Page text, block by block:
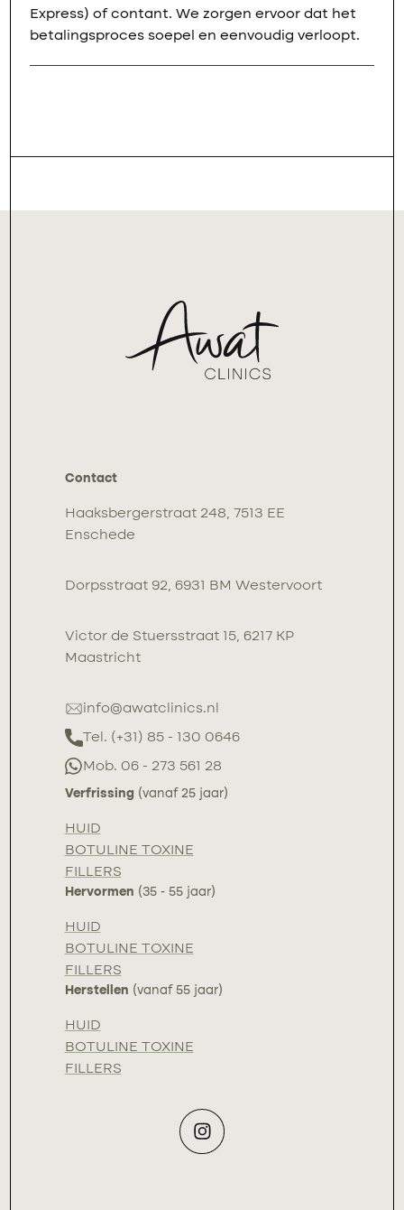
Express) of contant. We zorgen ervoor dat het
betalingsproces soepel en eenvoudig verloopt.
Contact
Haaksbergerstraat 248, 7513 EE
Enschede
Dorpsstraat 92, 6931 BM Westervoort
Victor de Stuersstraat 15, 6217 KP
Maastricht
info@awatclinics.nl
Tel. (+31) 85 - 130 0646
Mob. 06 - 273 561 28
Verfrissing (vanaf 25 jaar)
HUID
BOTULINE TOXINE
FILLERS
Hervormen (35 - 55 jaar)
HUID
BOTULINE TOXINE
FILLERS
Herstellen (vanaf 55 jaar)
HUID
BOTULINE TOXINE
FILLERS